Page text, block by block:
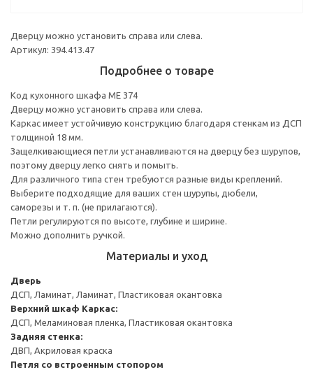
Дверцу можно установить справа или слева.
Артикул: 394.413.47
Подробнее о товаре
Код кухонного шкафа ME 374
Дверцу можно установить справа или слева.
Каркас имеет устойчивую конструкцию благодаря стенкам из ДСП
толщиной 18 мм.
Защелкивающиеся петли устанавливаются на дверцу без шурупов,
поэтому дверцу легко снять и помыть.
Для различного типа стен требуются разные виды креплений.
Выберите подходящие для ваших стен шурупы, дюбели,
саморезы и т. п. (не прилагаются).
Петли регулируются по высоте, глубине и ширине.
Можно дополнить ручкой.
Материалы и уход
Дверь
ДСП, Ламинат, Ламинат, Пластиковая окантовка
Верхний шкаф Каркас:
ДСП, Меламиновая пленка, Пластиковая окантовка
Задняя стенка:
ДВП, Акриловая краска
Петля со встроенным стопором